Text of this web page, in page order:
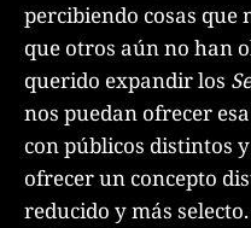
percibiendo cosas
que otros aún no han
querido expandir los
nos puedan ofrecer
con públicos distintos
ofrecer un concepto
reducido y más